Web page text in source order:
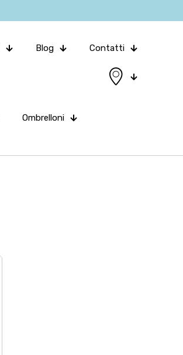
Blog Contatti
Ombrelloni